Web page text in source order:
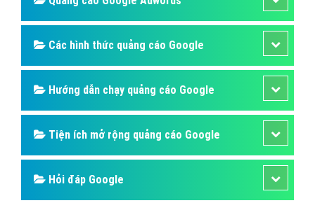
Các hình thức quảng cáo Google
Hướng dẫn chạy quảng cáo Google
Tiện ích mở rộng quảng cáo Google
Hỏi đáp Google